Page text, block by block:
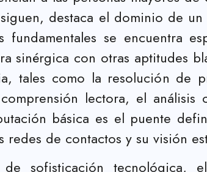
destaca el dominio de
fundamentales se encuentra
sinérgica con otras aptitudes
tales como la resolución de
lectora, el
básica es el puente
redes de contactos y su visión
sofisticación tecnológica,